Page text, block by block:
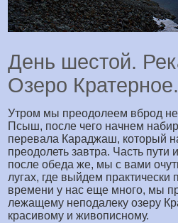
День шестой.
Озеро Кратерное.
Утром мы преодолеем вброд
Псыш, после чего начнем
перевала Караджаш, который
преодолеть завтра. Часть пути
после обеда же, мы с вами
лугах, где выйдем практически
времени у нас еще много, мы
лежащему неподалеку озеру
красивому и живописному.